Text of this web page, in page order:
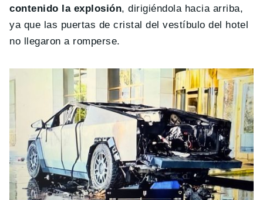
contenido la explosión, dirigiéndola hacia arriba,
ya que las puertas de cristal del vestíbulo del hotel
no llegaron a romperse.